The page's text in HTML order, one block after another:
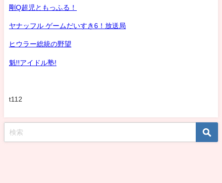
剛Q超児ともっふる！
ヤナッフル ゲームだいすき6！放送局
ヒウラー総統の野望
魁!!アイドル塾!
t112